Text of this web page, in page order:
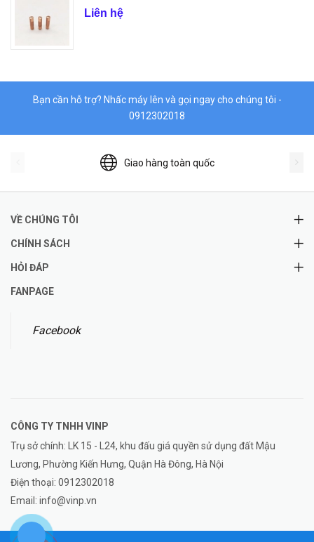
Liên hệ
Bạn cần hỗ trợ? Nhấc máy lên và gọi ngay cho chúng tôi -
0912302018
Giao hàng toàn quốc
VỀ CHÚNG TÔI
CHÍNH SÁCH
HỎI ĐÁP
FANPAGE
Facebook
CÔNG TY TNHH VINP
Trụ sở chính: LK 15 - L24, khu đấu giá quyền sử dụng đất Mậu
Lương, Phường Kiến Hưng, Quận Hà Đông, Hà Nội
Điện thoại: 0912302018
Email: info@vinp.vn